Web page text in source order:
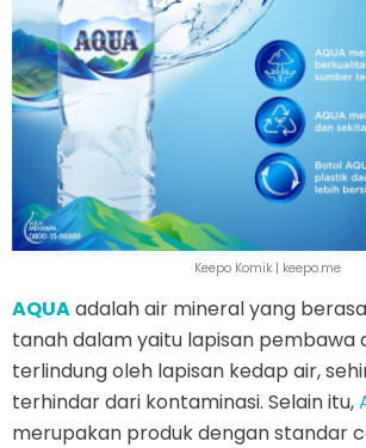
Keepo Komik | keepo.me
AQUAadalah air mineral yang
tanah dalam yaitu lapisan pembawa
terlindung oleh lapisan kedap air,
terhindar dari kontaminasi. Selain itu,
merupakan produk dengan standar